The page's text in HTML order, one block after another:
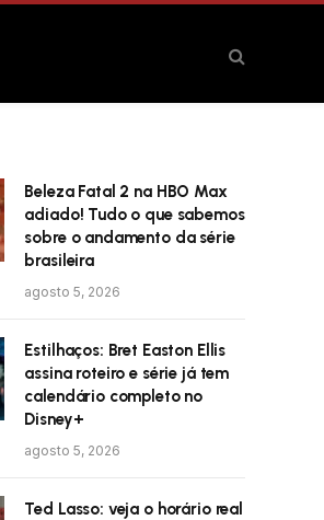
Beleza Fatal 2 na HBO Max
adiado! Tudo o que sabemos
sobre o andamento da série
brasileira
agosto 5, 2026
Estilhaços: Bret Easton Ellis
assina roteiro e série já tem
calendário completo no
Disney+
agosto 5, 2026
Ted Lasso: veja o horário real